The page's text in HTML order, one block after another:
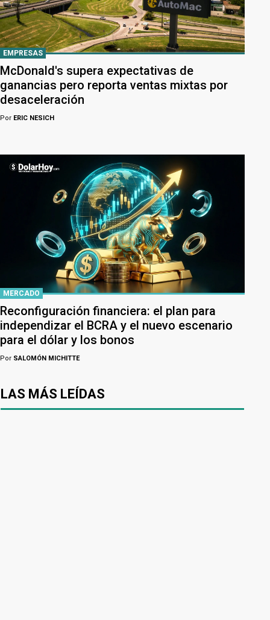
EMPRESAS
McDonald's supera expectativas de
ganancias pero reporta ventas mixtas por
desaceleración
Por ERIC NESICH
MERCADO
Reconfiguración financiera: el plan para
independizar el BCRA y el nuevo escenario
para el dólar y los bonos
Por SALOMÓN MICHITTE
LAS MÁS LEÍDAS